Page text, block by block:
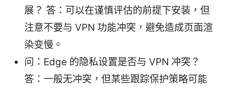
展？ 答：可以在谨慎评估的前提下安装，但
注意不要与 VPN 功能冲突，避免造成页面渲
染变慢。
问：Edge 的隐私设置是否与 VPN 冲突？
答：一般无冲突，但某些跟踪保护策略可能